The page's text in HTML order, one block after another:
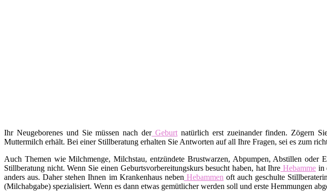
Ihr Neugeborenes und Sie müssen nach derGeburt natürlich erst zueinander finden. Zögern
Muttermilch erhält. Bei einer Stillberatung erhalten Sie Antworten auf all Ihre Fragen, sei es zum
Auch Themen wie Milchmenge, Milchstau, entzündete Brustwarzen, Abpumpen, Abstillen
Stillberatung nicht. Wenn Sie einen Geburtsvorbereitungskurs besucht haben, hat Ihre Hebamme in
anders aus. Daher stehen Ihnen im Krankenhaus neben Hebammen oft auch geschulte
(Milchabgabe) spezialisiert. Wenn es dann etwas gemütlicher werden soll und erste Hemmungen